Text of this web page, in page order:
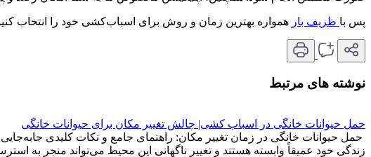
پس با ظریف بار همواره بهترین زمان و روش برای اسباب‌کشی خود را انتخاب کنید
نوشته های مرتبط
حمل حیوانات خانگی در اسباب کشی| چالش تغییر مکان برای حیوانات خانگی
حمل حیوانات خانگی در زمان تغییر مکان: راهنمای جامع و نکات کلیدی
زندگی خود عمیقاً وابسته هستند و تغییر ناگهانی این محیط می‌تواند منجر